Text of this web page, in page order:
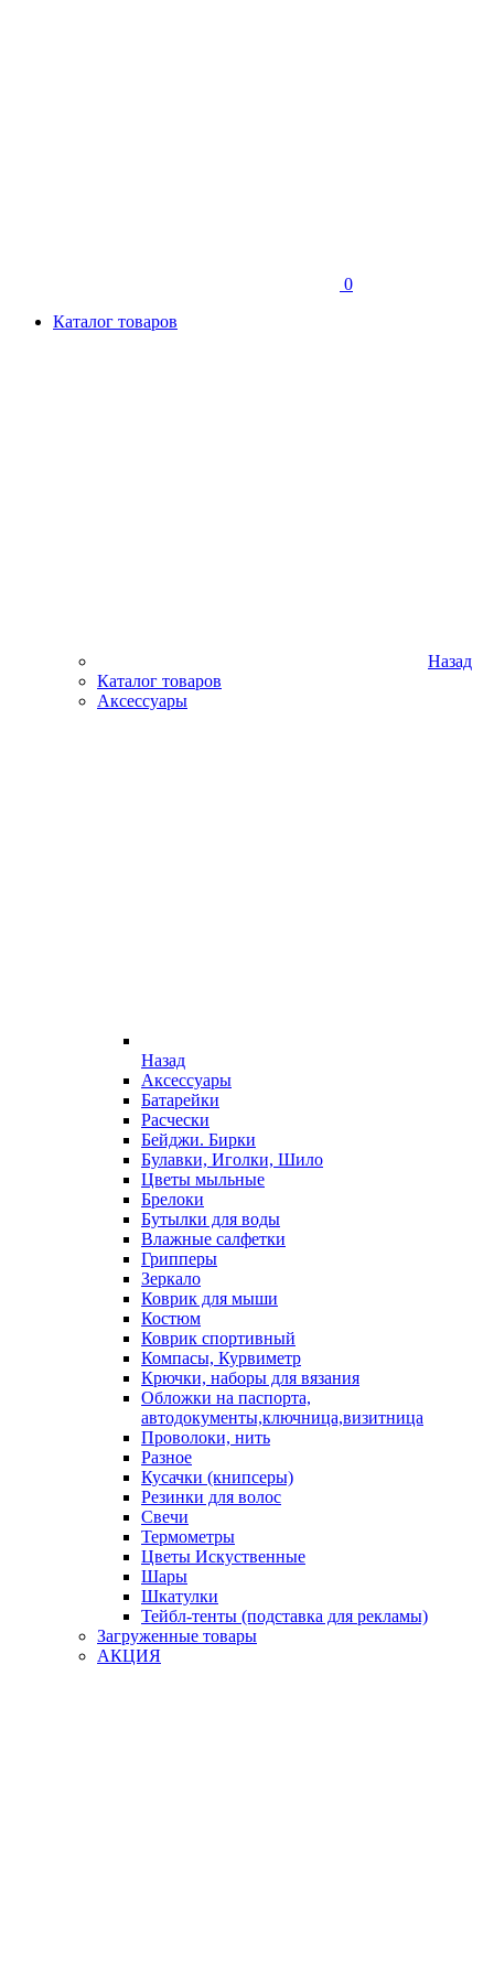
0
Каталог товаров
Назад
Каталог товаров
Аксессуары
Назад
Аксессуары
Батарейки
Расчески
Бейджи. Бирки
Булавки, Иголки, Шило
Цветы мыльные
Брелоки
Бутылки для воды
Влажные салфетки
Грипперы
Зеркало
Коврик для мыши
Костюм
Коврик спортивный
Компасы, Курвиметр
Крючки, наборы для вязания
Обложки на паспорта,
автодокументы,ключница,визитница
Проволоки, нить
Разное
Кусачки (книпсеры)
Резинки для волос
Свечи
Термометры
Цветы Искуственные
Шары
Шкатулки
Тейбл-тенты (подставка для рекламы)
Загруженные товары
АКЦИЯ